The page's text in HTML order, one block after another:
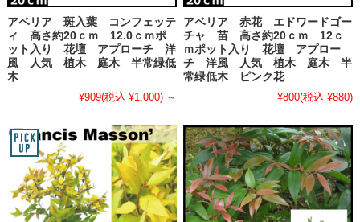
アベリア 斑入葉 コンフェッテ
ィ 高さ約20ｃｍ 12.0ｃｍポ
ット入り 花壇 アプローチ 洋
風 人気 植木 庭木 半常緑低
木
¥909(税込 ¥1,000) ～
アベリア 赤花 エドワードゴー
チャ 苗 高さ約20ｃｍ 12ｃ
ｍポット入り 花壇 アプロー
チ 洋風 人気 植木 庭木 半
常緑低木 ピンク花
¥800(税込 ¥880)